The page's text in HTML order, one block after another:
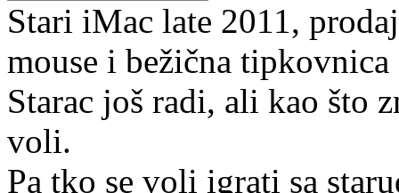
Stari iMac late 2011,
mouse i bežična
Starac još radi, ali kao što
voli.
Pa tko se voli igrati sa